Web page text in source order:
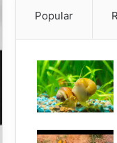
Popular